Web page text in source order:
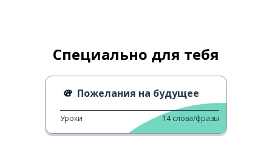
Специально для тебя
Пожелания на будущее
Уроки 14 слова/фразы